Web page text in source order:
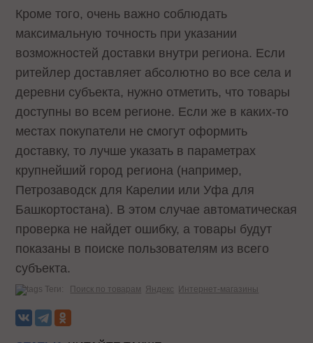
Кроме того, очень важно соблюдать
максимальную точность при указании
возможностей доставки внутри региона. Если
ритейлер доставляет абсолютно во все села и
деревни субъекта, нужно отметить, что товары
доступны во всем регионе. Если же в каких-то
местах покупатели не смогут оформить
доставку, то лучше указать в параметрах
крупнейший город региона (например,
Петрозаводск для Карелии или Уфа для
Башкортостана). В этом случае автоматическая
проверка не найдет ошибку, а товары будут
показаны в поиске пользователям из всего
субъекта.
Теги: Поиск по товарам Яндекс Интернет-магазины